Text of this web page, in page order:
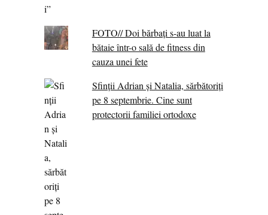
FOTO// Doi bărbați s-au luat la
bătaie într-o sală de fitness din
cauza unei fete
Sfinții Adrian și Natalia, sărbătoriți
pe 8 septembrie. Cine sunt
protectorii familiei ortodoxe